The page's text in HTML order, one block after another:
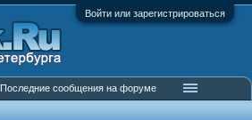
Войти или зарегистрироваться
Последние сообщения на форуме